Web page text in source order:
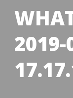
2019-